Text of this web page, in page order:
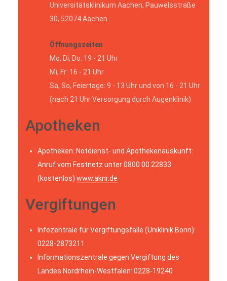
Universitätsklinikum Aachen, Pauwelsstraße
30, 52074 Aachen
Öffnungszeiten
Mo, Di, Do: 19 - 21 Uhr
Mi, Fr: 16 - 21 Uhr
Sa, So, Feiertage: 9 - 13 Uhr und von 16 - 21 Uhr
(nach 21 Uhr Versorgung durch Augenklinik)
Apotheken
Apotheken: Notdienst- und Apothekenauskunft:
Anruf vom Festnetz unter 0800 00 22833
(kostenlos) www.aknr.de
Vergiftungen
Infozentrale für Vergiftungsfälle (Uniklinik Bonn):
0228-2873211
Informationszentrale gegen Vergiftung des
Landes Nordrhein-Westfalen: 0228-19240